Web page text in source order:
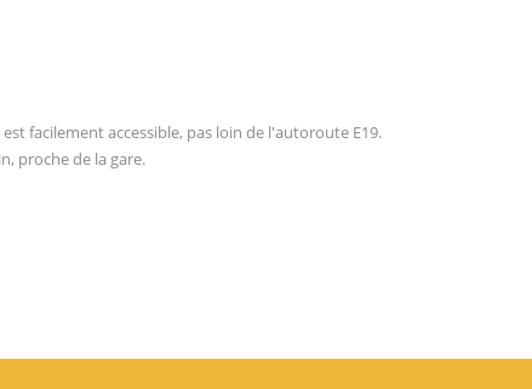
facilement accessible, pas loin de l'autoroute E19.
proche de la gare.